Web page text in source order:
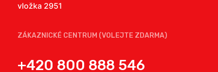
vložka 2951
ZÁKAZNICKÉ CENTRUM (VOLEJTE ZDARMA)
+420 800 888 546